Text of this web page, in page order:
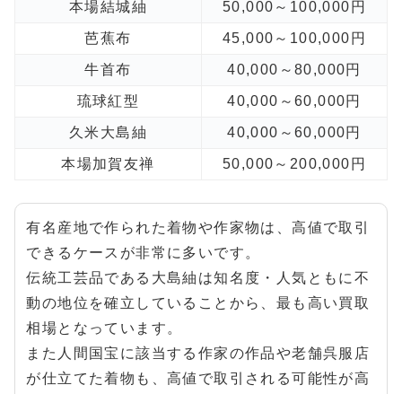
本場結城紬 50,000～100,000円
芭蕉布 45,000～100,000円
牛首布 40,000～80,000円
琉球紅型 40,000～60,000円
久米大島紬 40,000～60,000円
本場加賀友禅 50,000～200,000円
有名産地で作られた着物や作家物は、高値で取引
できるケースが非常に多いです。
伝統工芸品である大島紬は知名度・人気ともに不
動の地位を確立していることから、最も高い買取
相場となっています。
また人間国宝に該当する作家の作品や老舗呉服店
が仕立てた着物も、高値で取引される可能性が高